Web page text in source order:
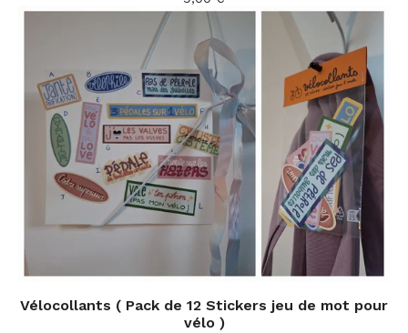
Vélocollants ( Pack de 12 Stickers jeu de mot pour
vélo )